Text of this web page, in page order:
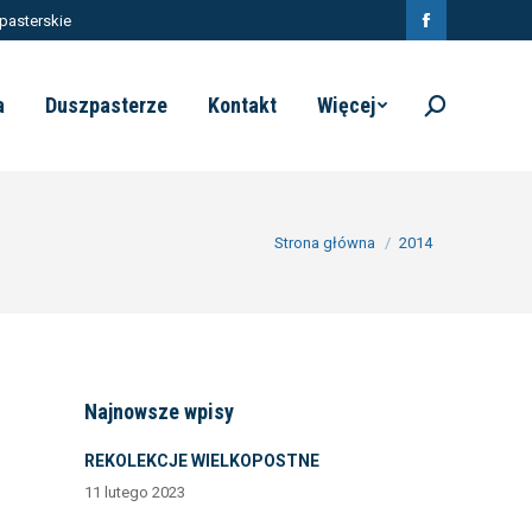
Facebook
opens
window
Duszpasterze Kontakt Więcej Szukaj:
Jesteś tutaj:
Strona główna 2014
Najnowsze wpisy
REKOLEKCJE WIELKOPOSTNE
11 lutego 2023